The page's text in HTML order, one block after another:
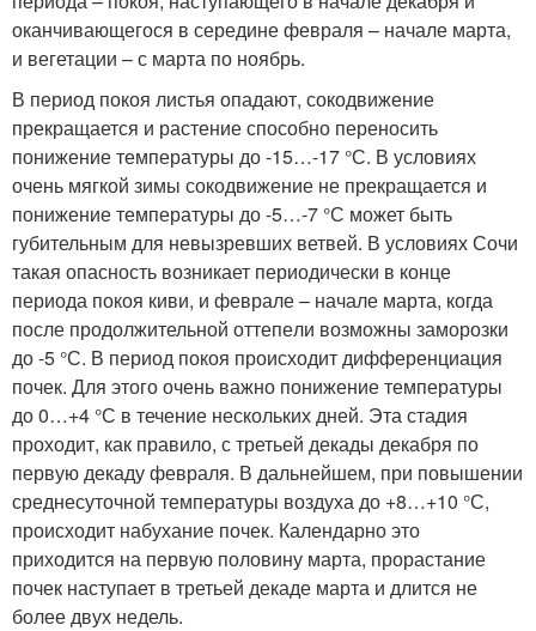
оканчивающегося в се­редине февраля – начале марта,
и вегетации – с марта по ноябрь.
В период покоя листья опадают, сокодвижение
прекращается и растение способно переносить
понижение температуры до -15…-17 °С. В условиях
очень мягкой зимы сокодвижение не пре­кращается и
понижение температуры до -5…-7 °С может быть
губительным для невызревших ветвей. В условиях Сочи
такая опасность возникает периодически в конце
периода покоя киви, и феврале – начале марта, когда
после продолжительной оттепе­ли возможны заморозки
до -5 °С. В период покоя происходит дифференциация
почек. Для этого очень важно понижение тем­пературы
до 0…+4 °С в течение нескольких дней. Эта стадия
проходит, как правило, с третьей декады декабря по
первую де­каду февраля. В дальнейшем, при повышении
среднесуточной температуры воздуха до +8…+10 °С,
происходит набухание почек. Календарно это
приходится на первую половину марта, прорастание
почек наступает в третьей декаде марта и длится не
более двух недель.